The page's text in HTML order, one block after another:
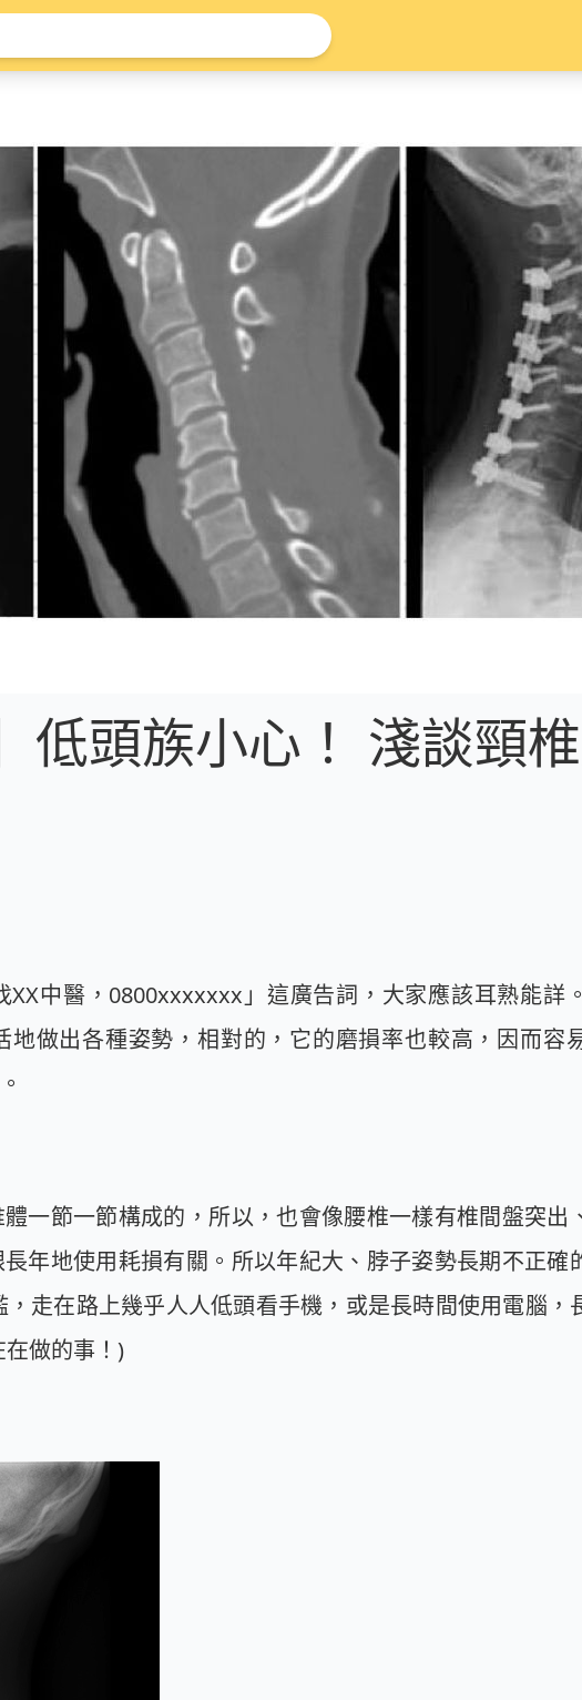
低頭族小心！ 淺談頸
XX中醫，0800xxxxxxx」這廣告詞，大家應該耳熟能詳
做出各種姿勢，相對的，它的磨損率也較高，因而容
一節一節構成的，所以，也會像腰椎一樣有椎間盤突出
年地使用耗損有關。所以年紀大、脖子姿勢長期不正確
走在路上幾乎人人低頭看手機，或是長時間使用電腦，
做的事！)